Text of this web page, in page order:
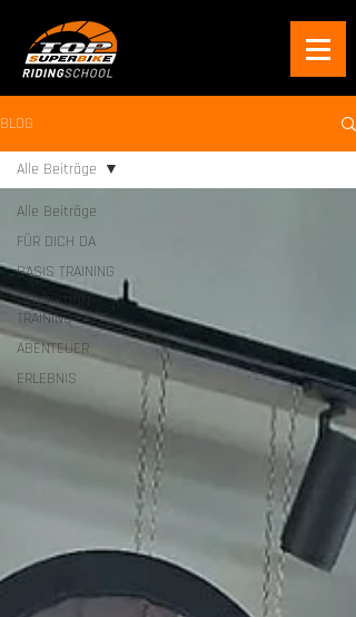
BLOG
Alle Beiträge
FÜR DICH DA
BASIS TRAINING
PERFEKTION
TRAINING
ABENTEUER
ERLEBNIS
Alle Beiträge